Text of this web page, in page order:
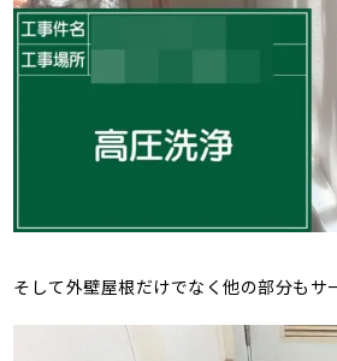
そして外壁屋根だけでなく他の部分もサ